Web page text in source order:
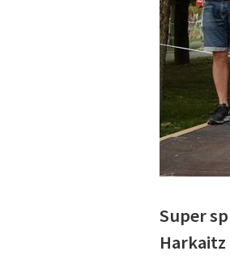
Super
Harkaitz